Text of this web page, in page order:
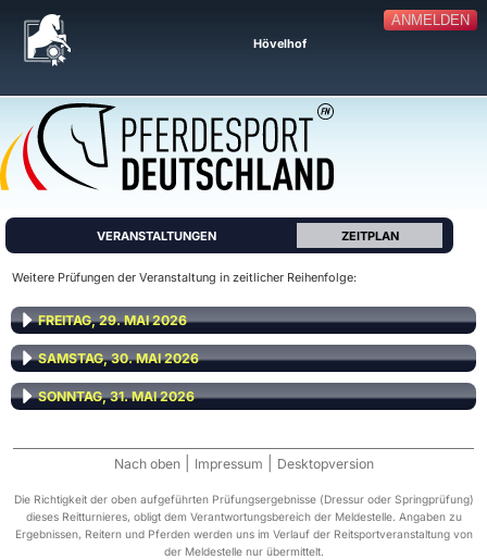
ANMELDEN
Hövelhof
VERANSTALTUNGEN ZEITPLAN
Weitere Prüfungen der Veranstaltung in zeitlicher Reihenfolge:
FREITAG, 29. MAI 2026
SAMSTAG, 30. MAI 2026
SONNTAG, 31. MAI 2026
Nach oben Impressum Desktopversion
Die Richtigkeit der oben aufgeführten Prüfungsergebnisse (Dressur oder Springprüfung)
dieses Reitturnieres, obligt dem Verantwortungsbereich der Meldestelle. Angaben zu
Ergebnissen, Reitern und Pferden werden uns im Verlauf der Reitsportveranstaltung von
der Meldestelle nur übermittelt.